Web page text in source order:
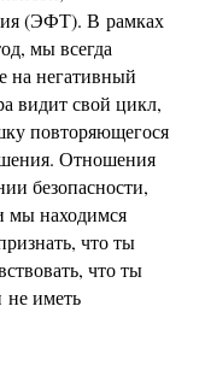
(ЭФТ). В рамках
мы всегда
на негативный
видит свой цикл,
повторяющегося
Отношения
безопасности,
мы находимся
что ты
что ты
не иметь